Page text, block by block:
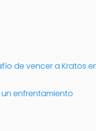
de vencer a Kratos
enfrentamiento